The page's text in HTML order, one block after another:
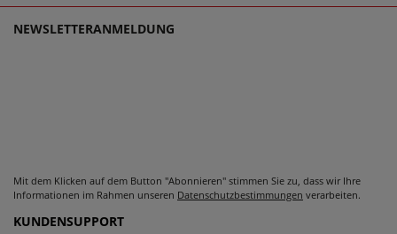
werden.
NEWSLETTERANMELDUNG
Mit dem Klicken auf dem Button "Abonnieren" stimmen Sie zu, dass wir Ihre
Informationen im Rahmen unseren Datenschutzbestimmungen verarbeiten.
KUNDENSUPPORT